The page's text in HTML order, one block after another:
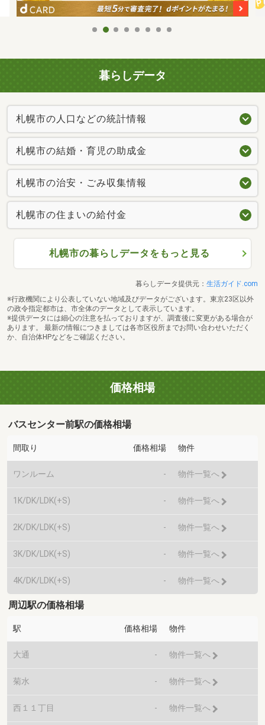
暮らしデータ
札幌市の人口などの統計情報
札幌市の結婚・育児の助成金
札幌市の治安・ごみ収集情報
札幌市の住まいの給付金
札幌市の暮らしデータをもっと見る
暮らしデータ提供元： 生活ガイド.com
※行政機関により公表していない地域及びデータがございます。東京23区以外
の政令指定都市は、市全体のデータとして表示しています。
※提供データには細心の注意を払っておりますが、調査後に変更がある場合が
あります。 最新の情報につきましては各市区役所までお問い合わせいただく
か、自治体HPなどをご確認ください。
価格相場
バスセンター前駅の価格相場
間取り 価格相場 物件
ワンルーム - 物件一覧へ
1K/DK/LDK(+S) - 物件一覧へ
2K/DK/LDK(+S) - 物件一覧へ
3K/DK/LDK(+S) - 物件一覧へ
4K/DK/LDK(+S) - 物件一覧へ
周辺駅の価格相場
駅 価格相場 物件
大通 - 物件一覧へ
菊水 - 物件一覧へ
西１１丁目 - 物件一覧へ